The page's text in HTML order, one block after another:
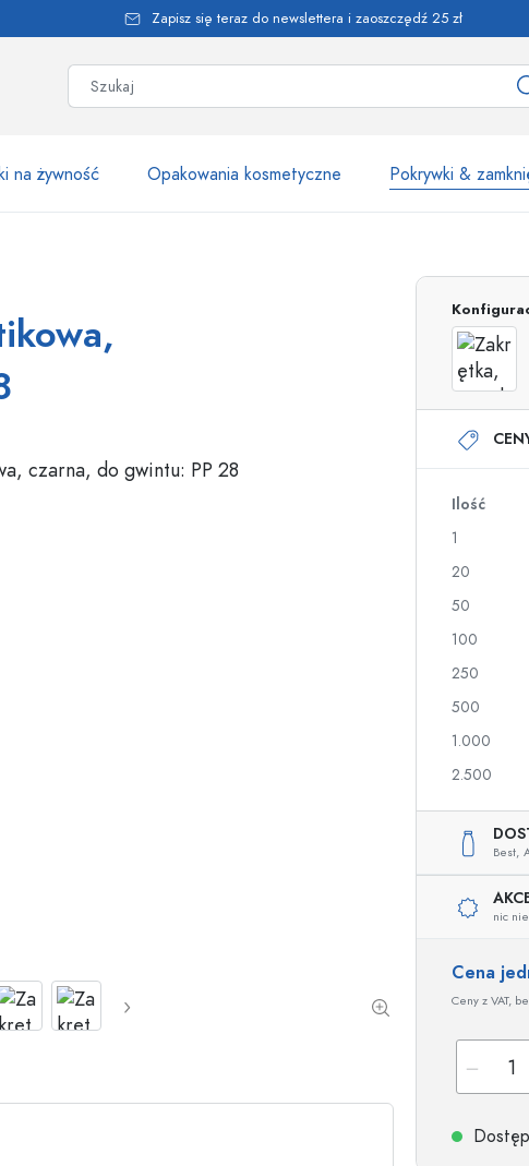
Zapisz się teraz do newslettera i zaoszczędź 25 zł
na żywność Opakowania kosmetyczne Pokrywki &
Butelki ze spryskiwaczem
Dozowniki airless
Butelki roll-on
Butelki z nadrukiem
Butelki na gin
Walentynki
Butelki ozdobne
Butelki cylinder
Gąsiory i balony
Ilość
1
20
50
100
250
500
1.000
2.500
Best,
nic
Cena
Ceny z VAT,